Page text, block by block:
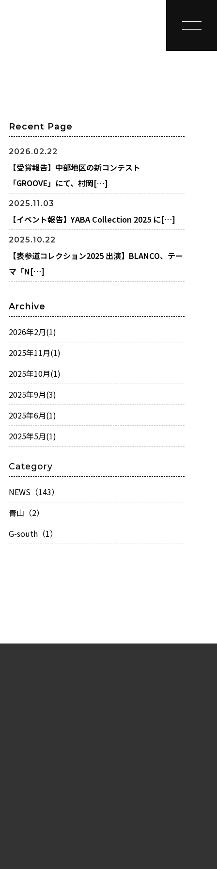
toggle
Recent Page
2026.02.22
【受賞報告】中部地区の新コンテスト
「GROOVE」にて、村岡[…]
2025.11.03
【イベント報告】YABA Collection 2025 に[…]
2025.10.22
【表参道コレクション2025 出演】BLANCO、テー
マ「N[…]
Archive
2026年2月(1)
2025年11月(1)
2025年10月(1)
2025年9月(3)
2025年6月(1)
2025年5月(1)
Category
NEWS（143）
青山（2）
G-south（1）